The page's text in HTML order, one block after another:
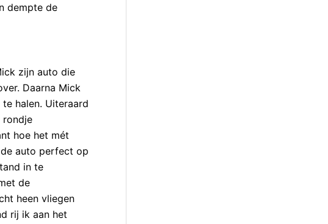
dempte de
zijn auto die
Daarna Mick
halen. Uiteraard
rondje
hoe het mét
auto perfect op
in te
de
heen vliegen
rij ik aan het